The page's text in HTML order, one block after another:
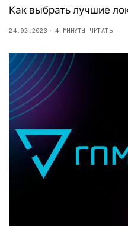
Как выбрать лучшие
24.02.2023 4 МИНУТЫ ЧИТАТЬ